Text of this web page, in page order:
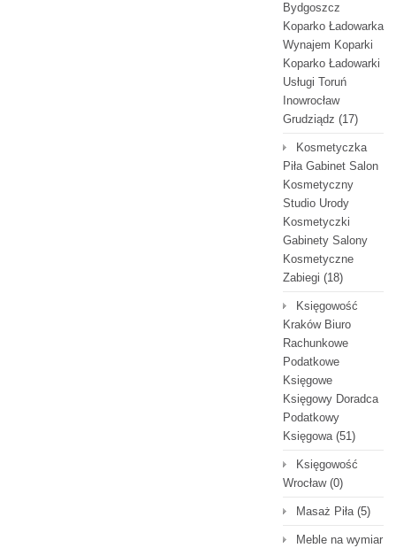
Bydgoszcz
Koparko Ładowarka
Wynajem Koparki
Koparko Ładowarki
Usługi Toruń
Inowrocław
Grudziądz (17)
Kosmetyczka
Piła Gabinet Salon
Kosmetyczny
Studio Urody
Kosmetyczki
Gabinety Salony
Kosmetyczne
Zabiegi (18)
Księgowość
Kraków Biuro
Rachunkowe
Podatkowe
Księgowe
Księgowy Doradca
Podatkowy
Księgowa(51)
Księgowość
Wrocław(0)
Masaż Piła(5)
Meble na wymiar